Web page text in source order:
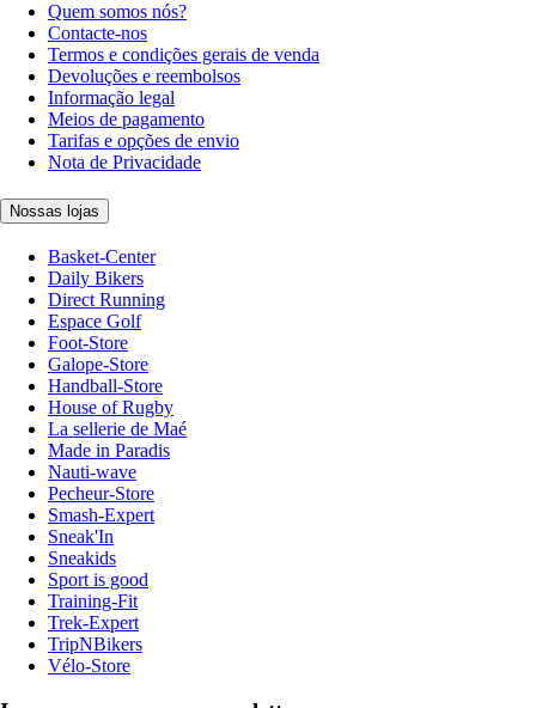
Quem somos nós?
Contacte-nos
Termos e condições gerais de venda
Devoluções e reembolsos
Informação legal
Meios de pagamento
Tarifas e opções de envio
Nota de Privacidade
Nossas lojas
Basket-Center
Daily Bikers
Direct Running
Espace Golf
Foot-Store
Galope-Store
Handball-Store
House of Rugby
La sellerie de Maé
Made in Paradis
Nauti-wave
Pecheur-Store
Smash-Expert
Sneak'In
Sneakids
Sport is good
Training-Fit
Trek-Expert
TripNBikers
Vélo-Store